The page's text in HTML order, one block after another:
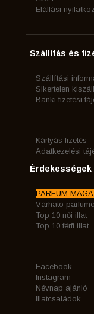
Elállási
Szállítás és
Szállítási
Sikertelen
Banki fizetési
Kártyás fizetés -
Adatkezelési
Érdekességek
PARFÜM
Várható
Top 10 női illat
Top 10 férfi illat
Facebook
Instagram
Névnap ajánló
Illatcsaládok